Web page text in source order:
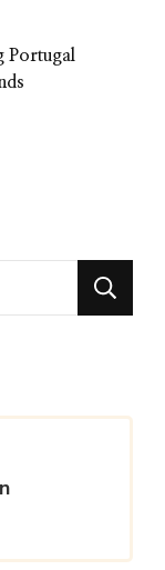
Portugal